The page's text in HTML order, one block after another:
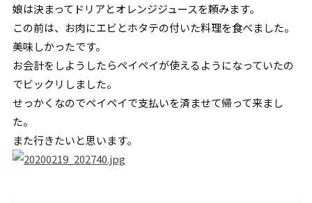
娘は決まってドリアとオレンジジュースを頼みます。
この前は、お肉にエビとホタテの付いた料理を食べました。
美味しかったです。
お会計をしようしたらペイペイが使えるようになっていたの
でビックリしました。
せっかくなのでペイペイで支払いを済ませて帰って来まし
た。
また行きたいと思います。